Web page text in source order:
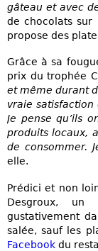
gâteau et avec
de chocolats
propose des
Grâce à sa
prix du trophée
et même durant
vraie satisfaction
Je pense qu’ils
produits locaux,
de consommer.
elle.
Prédici et non
Desgroux, un
gustativement
salée, sauf les
Facebook du